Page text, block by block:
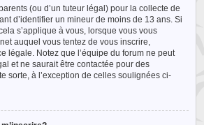
(ou d’un tuteur légal) pour la collecte de
d’identifier un mineur de moins de 13 ans. Si
s’applique à vous, lorsque vous vous
auquel vous tentez de vous inscrire,
légale. Notez que l’équipe du forum ne peut
et ne saurait être contactée pour des
sorte, à l’exception de celles soulignées ci-